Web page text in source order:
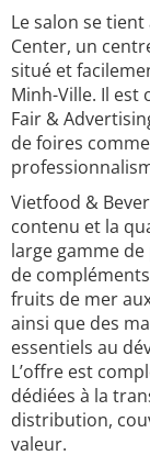
Le salon se tient
Center, un
situé et
Minh-Ville. Il est
Fair &
de foires
Vietfood &
contenu et la
large gamme
de
fruits de mer
ainsi que des
essentiels au
L’offre est
dédiées à la
distribution,
valeur.